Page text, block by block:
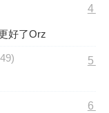
4
好了Orz
5
6